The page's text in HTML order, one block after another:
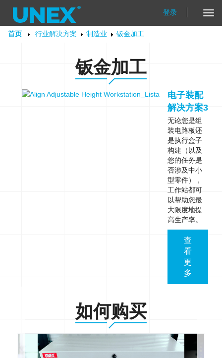
登录
首页 行业解决方案 制造业 钣金加工
钣金加工
电子装配
解决方案3
无论您是组
装电路板还
是执行盒子
构建（以及
您的任务是
否涉及中小
型零件），
工作站都可
以帮助您最
大限度地提
高生产率。
查
看
更
多
如何购买